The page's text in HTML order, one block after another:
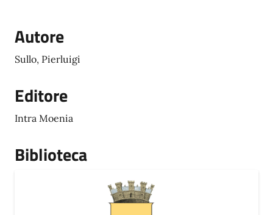
Autore
Sullo, Pierluigi
Editore
Intra Moenia
Biblioteca